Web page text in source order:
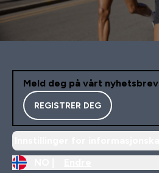
Meld deg på vårt nyhetsbrev
REGISTRER DEG